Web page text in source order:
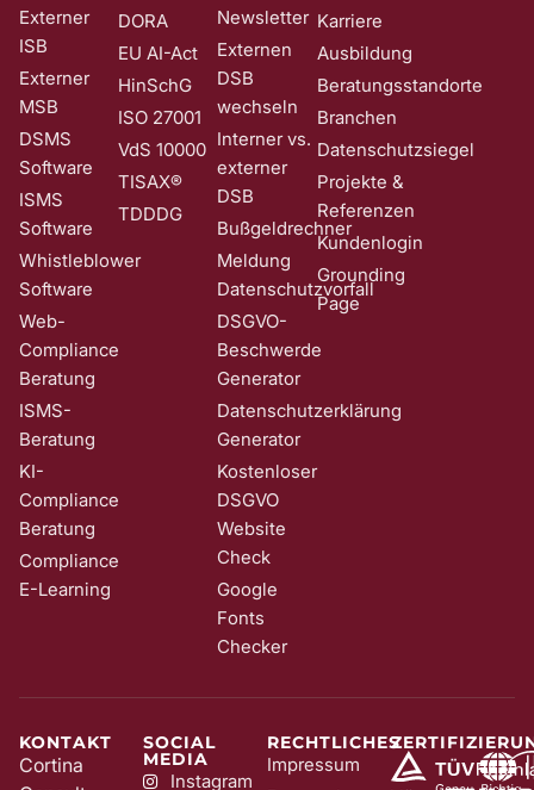
Externer
ISB
Externer
MSB
DSMS
Software
ISMS
Software
Whistleblower
Software
Web-
Compliance
Beratung
ISMS-
Beratung
KI-
Compliance
Beratung
Compliance
E-Learning
DORA
EU AI-Act
HinSchG
ISO 27001
VdS 10000
TISAX®
TDDDG
Newsletter
Externen
DSB
wechseln
Interner vs.
externer
DSB
Bußgeldrechner
Meldung
Datenschutzvorfall
DSGVO-
Beschwerde
Generator
Datenschutzerklärung
Generator
Kostenloser
DSGVO
Website
Check
Google
Fonts
Checker
Karriere
Ausbildung
Beratungsstandorte
Branchen
Datenschutzsiegel
Projekte &
Referenzen
Kundenlogin
Grounding
Page
KONTAKT
Cortina
SOCIAL
MEDIA
Instagram
RECHTLICHES
Impressum